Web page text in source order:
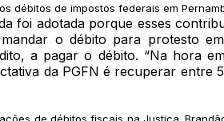
débitos de impostos federais em
foi adotada porque esses
o débito para protesto
a pagar o débito. “Na hora
da PGFN é recuperar entre